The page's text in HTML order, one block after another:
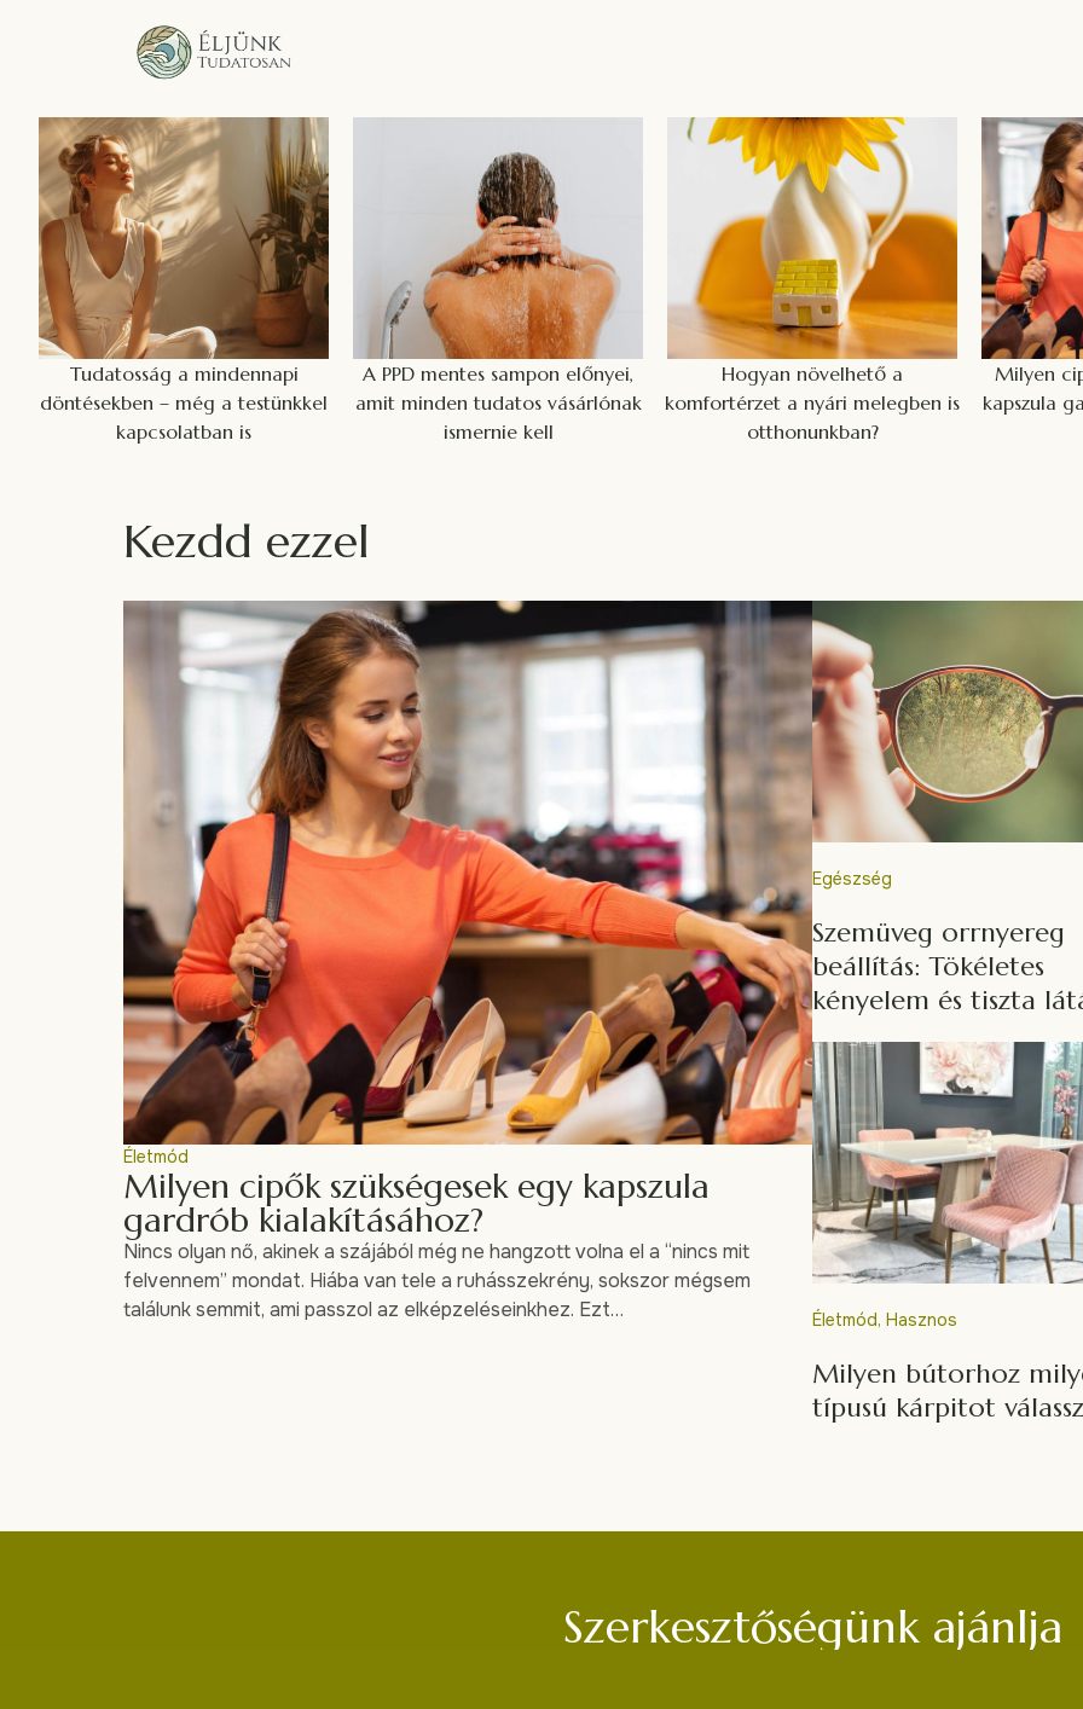
Tudatosság a mindennapi
döntésekben – még a testünkkel
kapcsolatban is
A PPD mentes sampon előnyei,
amit minden tudatos vásárlónak
ismernie kell
Hogyan növelhető a
komfortérzet a nyári melegben is
otthonunkban?
Milyen
kapszula
Kezdd ezzel
Életmód
Milyen cipők szükségesek egy kapszula
gardrób kialakításához?
Nincs olyan nő, akinek a szájából még ne hangzott volna el a “nincs mit
felvennem” mondat. Hiába van tele a ruhásszekrény, sokszor mégsem
találunk semmit, ami passzol az elképzeléseinkhez. Ezt…
Egészség
Szemüveg orrnyereg
beállítás: Tökéletes
kényelem és tiszta
Életmód, Hasznos
Milyen bútorhoz
típusú kárpitot
Szerkesztőségünk ajánlja